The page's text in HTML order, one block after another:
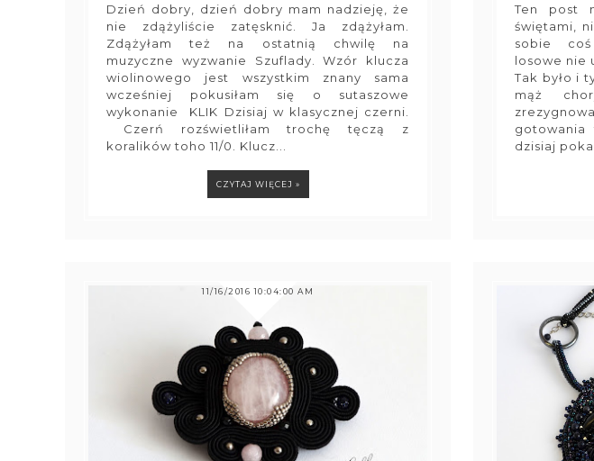
Dzień dobry, dzień dobry mam nadzieję, że
nie zdążyliście zatęsknić. Ja zdążyłam.
Zdążyłam też na ostatnią chwilę na
muzyczne wyzwanie Szuflady. Wzór klucza
wiolinowego jest wszystkim znany sama
wcześniej pokusiłam się o sutaszowe
wykonanie KLIK Dzisiaj w klasycznej czerni.
Czerń rozświetliłam trochę tęczą z
koralików toho 11/0. Klucz...
CZYTAJ WIĘCEJ »
Ten post
świętami,
sobie
losowe nie
Tak było i
mąż
gotowania
dzisiaj
11/16/2016 10:04:00 AM